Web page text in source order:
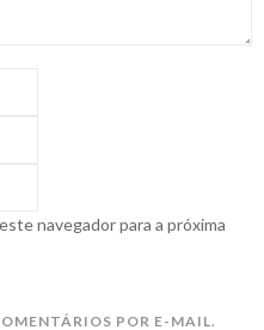
navegador para a próxima
POR E-MAIL.